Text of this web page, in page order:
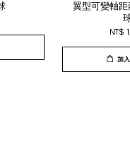
翼型可變軸
NT$
加